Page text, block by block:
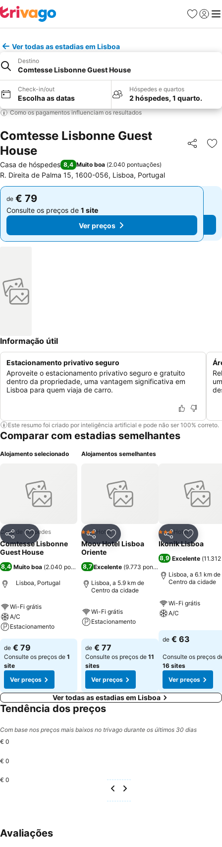
Favoritos
Iniciar
Ver todas as estadias em Lisboa
Destino
Comtesse Lisbonne Guest House
Check-in/out
Escolha as datas
Hóspedes e quartos
2 hóspedes, 1 quarto.
Como os pagamentos influenciam os resultados
Comtesse Lisbonne Guest
House
Partilhar
Casa de hóspedes 8,4 Muito boa (2.040 pontuações)
R. Direita de Palma 15, 1600-056, Lisboa, Portugal
de € 79
Consulte os preços de 1 site
Ver preços
de € 79
Consulte os preços de 1 site
Ver preços
Informação útil
Estacionamento privativo seguro
Aproveite o estacionamento privativo seguro e gratuito
dentro da propriedade, uma vantagem significativa em
Lisboa para quem viaja de carro.
Este resumo foi criado por inteligência artificial e pode não ser 100% correto.
Comparar com estadias semelhantes
Alojamento selecionado
PartilharAdicionar aos favoritos
Casa de hóspedes
Comtesse Lisbonne
Guest House
8,4 Muito boa (2.040 pontuações)
Lisboa, Portugal
Wi-Fi grátis
A/C
Estacionamento
de € 79
Consulte os preços de 1
site
Ver preços
Alojamentos semelhantes
PartilharAdicionar aos favoritos
3 Estrelas
Hotel
Moov Hotel Lisboa
Oriente
8,7 Excelente (9.773 pontuações
Lisboa, a 5.9 km de
Centro da cidade
Wi-Fi grátis
Estacionamento
de € 77
Consulte os preços de 11
sites
Ver preços
Partilhar
3 Estrelas
Hotel
Ikonik Lisboa
8,9 Excelente (
Lisboa, a 6.1 km de
Centro da cidade
Wi-Fi grátis
A/C
de € 63
Consulte os preços
16 sites
Ver preços
Ver todas as estadias em Lisboa
Tendência dos preços
Com base nos preços mais baixos no trivago durante os últimos 30 dias
€ 0
€ 0
€ 0
Avaliações